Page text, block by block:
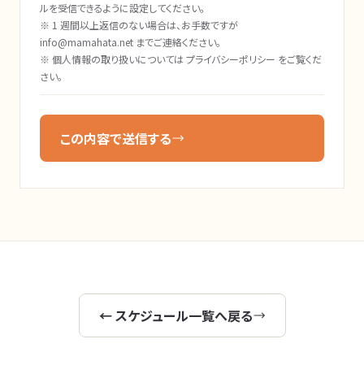
ルを受信できるように設定してください。
※ 1 週間以上返信のない場合は、お手数ですが
info@mamahata.net までご連絡ください。
※ 個人情報の取り扱いについては プライバシーポリシー をご覧くだ
さい。
この内容で送信する
← スケジュール一覧へ戻る